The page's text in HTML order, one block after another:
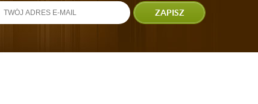
ZAPISZ